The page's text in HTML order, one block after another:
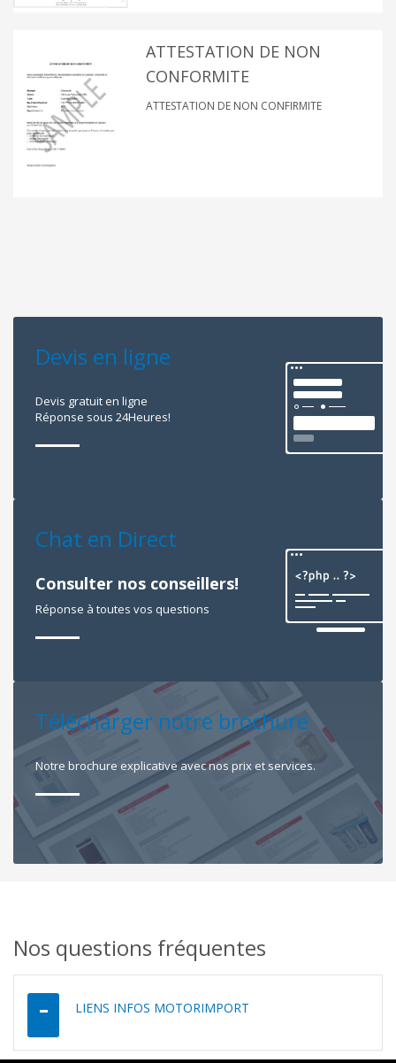
ATTESTATION DE NON
CONFORMITE
ATTESTATION DE NON CONFIRMITE
Devis en ligne
Devis gratuit en ligne
Réponse sous 24Heures!
Chat en Direct
Consulter nos conseillers!
Réponse à toutes vos questions
Télécharger notre brochure
Notre brochure explicative avec nos prix et services.
Nos questions fréquentes
LIENS INFOS MOTORIMPORT